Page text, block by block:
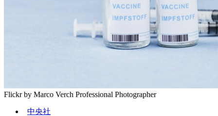
Flickr by Marco Verch Professional Photographer
中央社